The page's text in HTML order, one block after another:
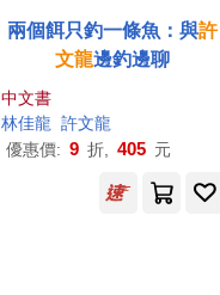
兩個餌只釣一條魚：與許
文龍邊釣邊聊
中文書
林佳龍 許文龍
優惠價: 9 折, 405 元